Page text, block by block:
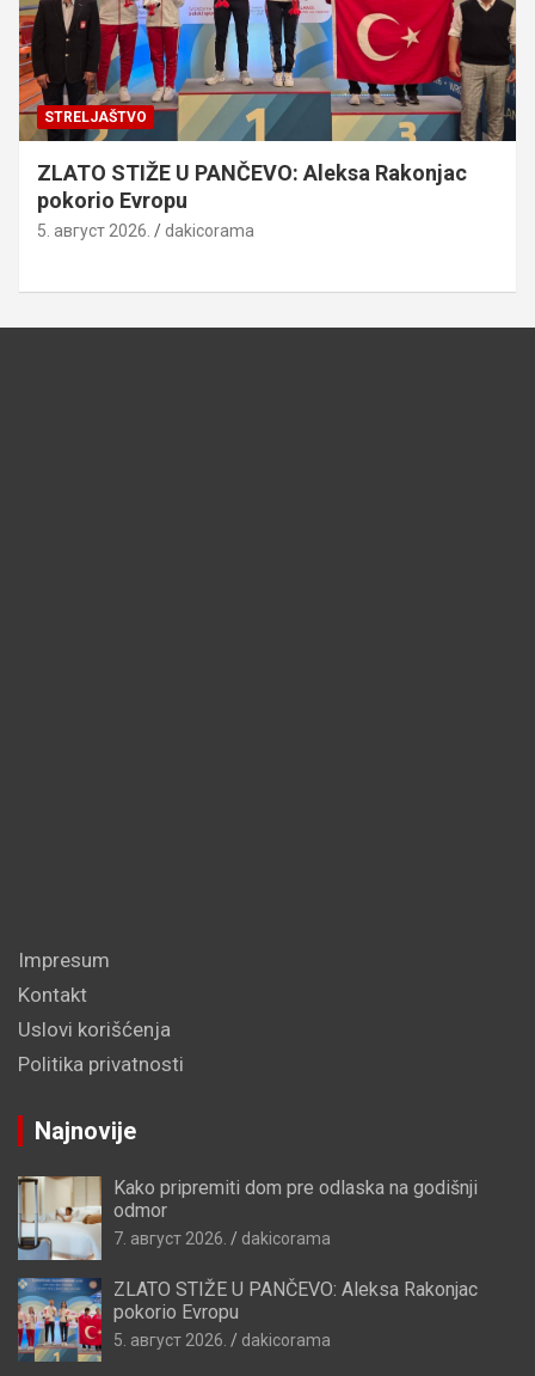
STRELJAŠTVO
ZLATO STIŽE U PANČEVO: Aleksa Rakonjac
pokorio Evropu
5. август 2026. dakicorama
Impresum
Kontakt
Uslovi korišćenja
Politika privatnosti
Najnovije
Kako pripremiti dom pre odlaska na godišnji
odmor
7. август 2026. dakicorama
ZLATO STIŽE U PANČEVO: Aleksa Rakonjac
pokorio Evropu
5. август 2026. dakicorama